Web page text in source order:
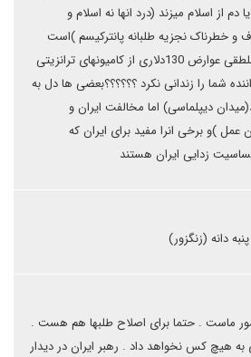
از اسلام میزند (درد انها نه اسلام و
و خطرناک نجزیه طلبانه پانترکیسم )است
مگر بعد پیروزی و تصرف منلطقی عوارض 130دلاری از کامیونهای ترانزیتی
شما را زندانی نکرد ؟؟؟؟؟؟بعضی ها دل به
دیپلماسی) اما مخالفت ایران و
عمل )و برخی انرا مفید برای ایران که
زدایی ایران هستند
دانه (زنگزور)
ماست . حتما برای اصلاح طلبها هم هست .
به هیچ کس نخواهد داد . رهبر ایران در دیدار